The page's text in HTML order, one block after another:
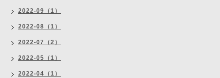
2022-09（1）
2022-08（1）
2022-07（2）
2022-05（1）
2022-04（1）